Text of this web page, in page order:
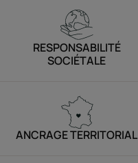
RESPONSABILITÉ
SOCIÉTALE
ANCRAGE TERRITORIAL